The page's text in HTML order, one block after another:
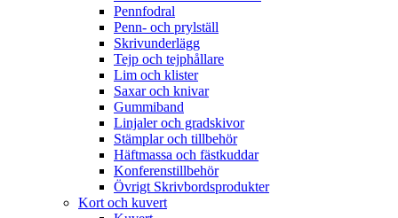
Pennfodral
Penn- och prylställ
Skrivunderlägg
Tejp och tejphållare
Lim och klister
Saxar och knivar
Gummiband
Linjaler och gradskivor
Stämplar och tillbehör
Häftmassa och fästkuddar
Konferenstillbehör
Övrigt Skrivbordsprodukter
Kort och kuvert